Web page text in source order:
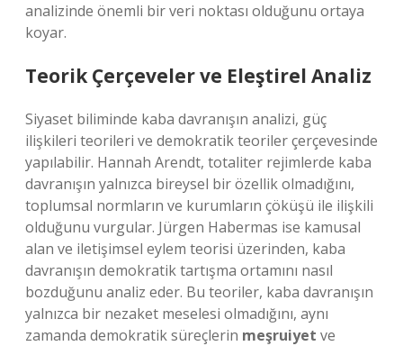
analizinde önemli bir veri noktası olduğunu ortaya
koyar.
Teorik Çerçeveler ve Eleştirel Analiz
Siyaset biliminde kaba davranışın analizi, güç
ilişkileri teorileri ve demokratik teoriler çerçevesinde
yapılabilir. Hannah Arendt, totaliter rejimlerde kaba
davranışın yalnızca bireysel bir özellik olmadığını,
toplumsal normların ve kurumların çöküşü ile ilişkili
olduğunu vurgular. Jürgen Habermas ise kamusal
alan ve iletişimsel eylem teorisi üzerinden, kaba
davranışın demokratik tartışma ortamını nasıl
bozduğunu analiz eder. Bu teoriler, kaba davranışın
yalnızca bir nezaket meselesi olmadığını, aynı
zamanda demokratik süreçlerin meşruiyet ve